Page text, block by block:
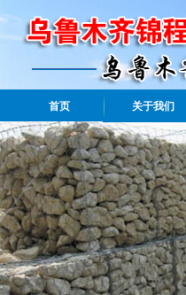
首页 关于我们